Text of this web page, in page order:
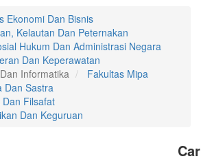
Ekonomi Dan Bisnis
Kelautan Dan Peternakan
Hukum Dan Administrasi Negara
Dan Keperawatan
Informatika
Fakultas Mipa
Dan Sastra
Filsafat
Dan Keguruan